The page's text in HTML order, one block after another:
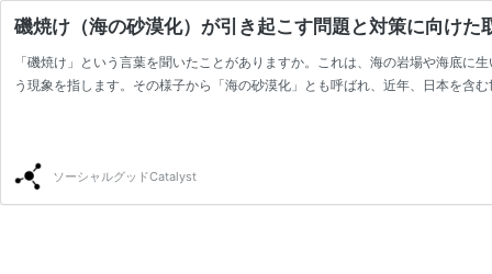
磯焼け（海の砂漠化）が引き起こす問題と対策に向けた
「磯焼け」という言葉を聞いたことがありますか。これは、海の岩場や海底
う現象を指します。その様子から「海の砂漠化」とも呼ばれ、近年、日本を含
ソーシャルグッドCatalyst